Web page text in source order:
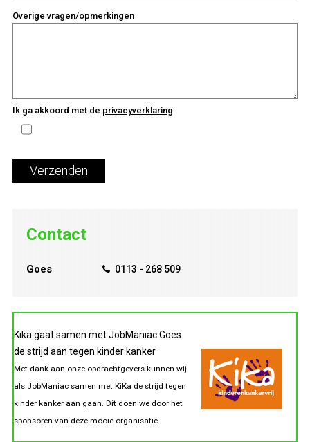
Overige vragen/opmerkingen
Ik ga akkoord met de privacyverklaring
Verzenden
Contact
Goes 0113 - 268 509
Kika gaat samen met JobManiac Goes
de strijd aan tegen kinder kanker
Met dank aan onze opdrachtgevers kunnen wij
als JobManiac samen met KiKa de strijd tegen
kinder kanker aan gaan. Dit doen we door het
sponsoren van deze mooie organisatie.